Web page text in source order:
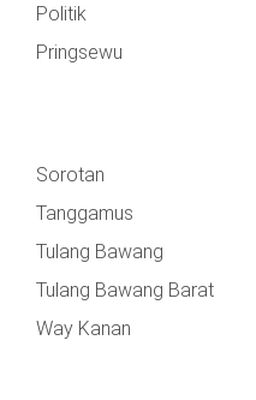
Politik
Pringsewu
Sorotan
Tanggamus
Tulang Bawang
Tulang Bawang Barat
Way Kanan